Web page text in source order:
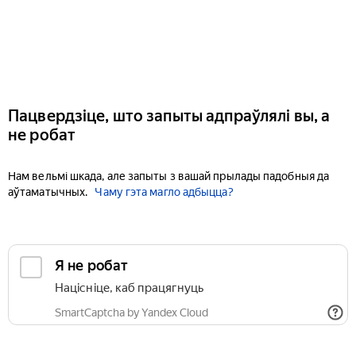
Пацвердзіце, што запыты адпраўлялі вы, а
не робат
Нам вельмі шкада, але запыты з вашай прылады падобныя да
аўтаматычных.
Чаму гэта магло адбыцца?
Я не робат
Націсніце, каб працягнуць
SmartCaptcha by Yandex Cloud